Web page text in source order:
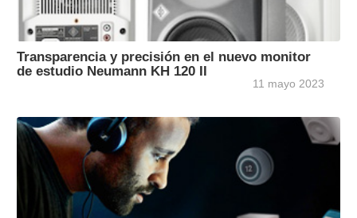
Transparencia y precisión en el nuevo monitor
de estudio Neumann KH 120 II
11 mayo 2023